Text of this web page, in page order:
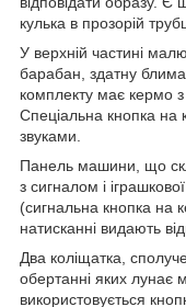
кулька в прозорій
У верхній частині
барабан, здатну
комплекту має кермо
Спеціальна кнопка на
звуками.
Панель машини, що
з сигналом і
(сигнальна кнопка на
натисканні видають
Два коліщатка,
обертанні яких лунає
використовується